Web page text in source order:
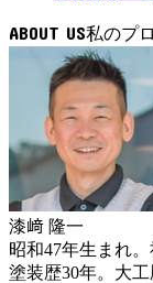
ABOUT US
漆﨑 隆一
昭和47年生まれ
塗装歴30年。大